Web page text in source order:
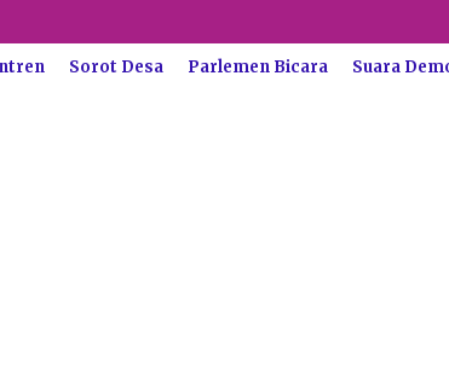
Sorot Desa Parlemen Bicara Suara